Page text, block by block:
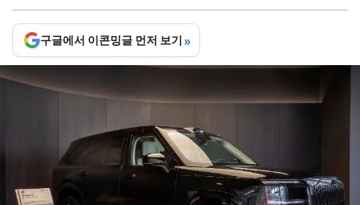
구글에서 이콘밍글 먼저 보기»